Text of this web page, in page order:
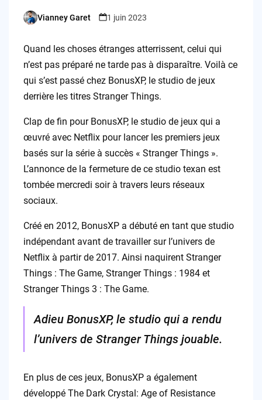
Posted
Vianney Garet 1 juin 2023
Quand les choses étranges atterrissent, celui qui
n’est pas préparé ne tarde pas à disparaître. Voilà ce
qui s’est passé chez BonusXP, le studio de jeux
derrière les titres Stranger Things.
Clap de fin pour BonusXP, le studio de jeux qui a
œuvré avec Netflix pour lancer les premiers jeux
basés sur la série à succès « Stranger Things ».
L’annonce de la fermeture de ce studio texan est
tombée mercredi soir à travers leurs réseaux
sociaux.
Créé en 2012, BonusXP a débuté en tant que studio
indépendant avant de travailler sur l’univers de
Netflix à partir de 2017. Ainsi naquirent Stranger
Things : The Game, Stranger Things : 1984 et
Stranger Things 3 : The Game.
Adieu BonusXP, le studio qui a rendu
l’univers de Stranger Things jouable.
En plus de ces jeux, BonusXP a également
développé The Dark Crystal: Age of Resistance